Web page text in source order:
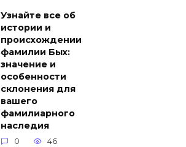
Узнайте все об
истории и
происхождении
фамилии Бых:
значение и
особенности
склонения для
вашего
фамилиарного
наследия
0 46